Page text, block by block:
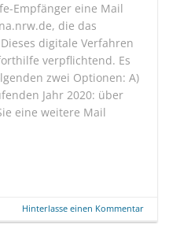
Empfänger eine Mail
die das
digitale Verfahren
verpflichtend. Es
zwei Optionen: A)
Jahr 2020: über
eine weitere Mail
Hinterlasse einen Kommentar